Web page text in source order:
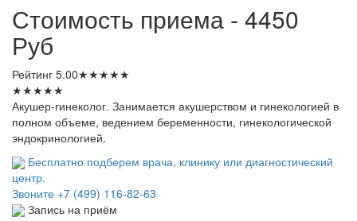
Стоимость приема - 4450
Руб
Рейтинг 5.00★★★★★
★★★★★
Акушер-гинеколог. Занимается акушерством и гинекологией в
полном объеме, ведением беременности, гинекологической
эндокринологией.
Бесплатно подберем врача, клинику или диагностический
центр.
Звоните +7 (499) 116-82-63
Запись на приём